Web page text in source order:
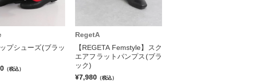
プシューズ(ブラッ
（税込）
RegetA
【REGETA Femstyle】スク
エアフラットパンプス(ブラ
ック)
¥7,980 （税込）